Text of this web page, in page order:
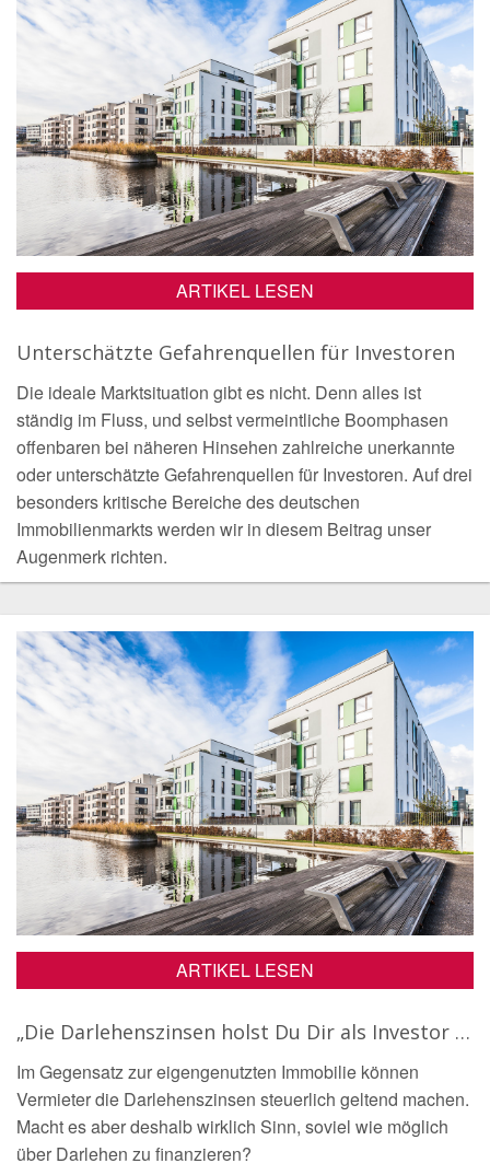
ARTIKEL LESEN
Unterschätzte Gefahrenquellen für Investoren
Die ideale Marktsituation gibt es nicht. Denn alles ist
ständig im Fluss, und selbst vermeintliche Boomphasen
offenbaren bei näheren Hinsehen zahlreiche unerkannte
oder unterschätzte Gefahrenquellen für Investoren. Auf drei
besonders kritische Bereiche des deutschen
Immobilienmarkts werden wir in diesem Beitrag unser
Augenmerk richten.
ARTIKEL LESEN
„Die Darlehenszinsen holst Du Dir als Investor wieder über die Steuer zurück“ – Wirklich?
Im Gegensatz zur eigengenutzten Immobilie können
Vermieter die Darlehenszinsen steuerlich geltend machen.
Macht es aber deshalb wirklich Sinn, soviel wie möglich
über Darlehen zu finanzieren?